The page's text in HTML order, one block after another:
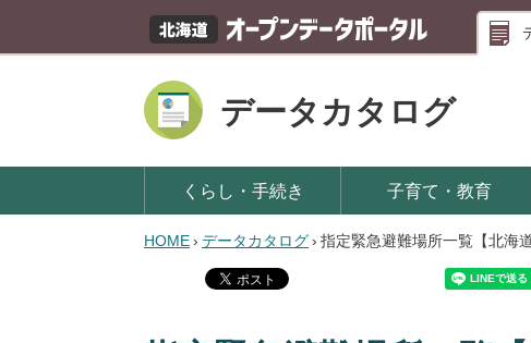
データカタログ
くらし・手続き 子育て・教育
HOME› データカタログ› 指定緊急避難場所一覧【北海